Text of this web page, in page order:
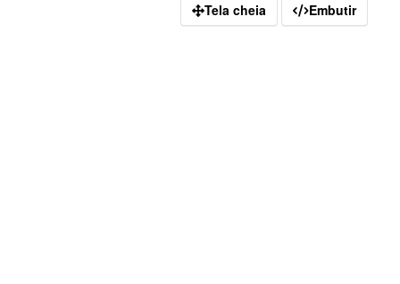
Tela cheia Embutir